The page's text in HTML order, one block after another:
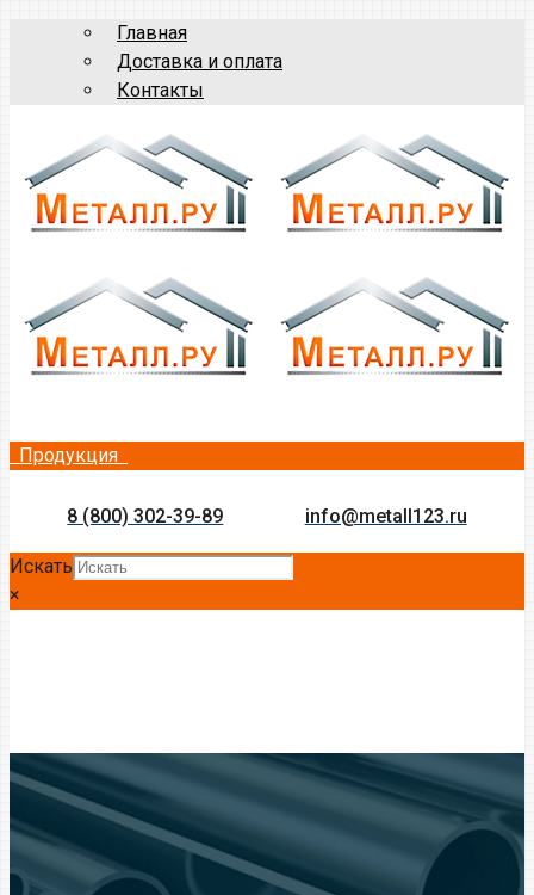
Главная
Доставка и оплата
Контакты
Продукция
8 (800) 302-39-89 info@metall123.ru
Искать
×